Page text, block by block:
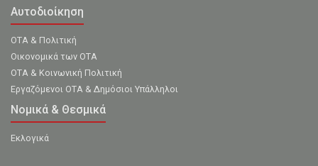
Αυτοδιοίκηση
ΟΤΑ & Πολιτική
Οικονομικά των ΟΤΑ
ΟΤΑ & Κοινωνική Πολιτική
Εργαζόμενοι ΟΤΑ & Δημόσιοι Υπάλληλοι
Νομικά & Θεσμικά
Εκλογικά